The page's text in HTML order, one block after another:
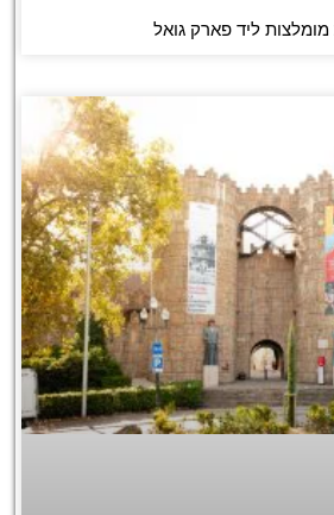
ליד פארק גואל